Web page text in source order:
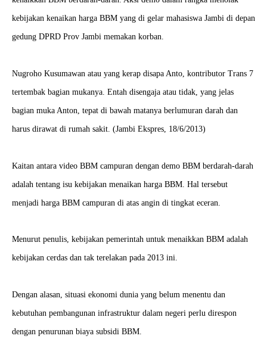
kebijakan kenaikan harga BBM yang di gelar mahasiswa Jambi di depan
gedung DPRD Prov Jambi memakan korban.
Nugroho Kusumawan atau yang kerap disapa Anto, kontributor Trans 7
tertembak bagian mukanya. Entah disengaja atau tidak, yang jelas
bagian muka Anton, tepat di bawah matanya berlumuran darah dan
harus dirawat di rumah sakit. (Jambi Ekspres, 18/6/2013)
Kaitan antara video BBM campuran dengan demo BBM berdarah-darah
adalah tentang isu kebijakan menaikan harga BBM. Hal tersebut
menjadi harga BBM campuran di atas angin di tingkat eceran.
Menurut penulis, kebijakan pemerintah untuk menaikkan BBM adalah
kebijakan cerdas dan tak terelakan pada 2013 ini.
Dengan alasan, situasi ekonomi dunia yang belum menentu dan
kebutuhan pembangunan infrastruktur dalam negeri perlu direspon
dengan penurunan biaya subsidi BBM.